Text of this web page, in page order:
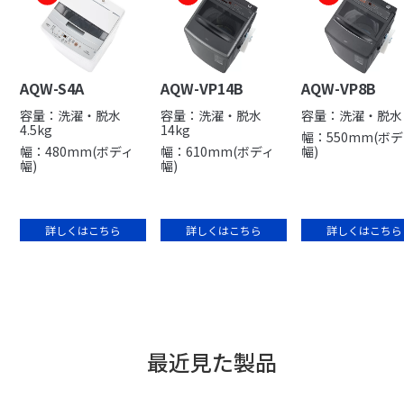
AQW-S4A
容量：洗濯・脱水
4.5kg
幅：480mm(ボディ
幅)
詳しくはこちら
AQW-VP14B
容量：洗濯・脱水
14kg
幅：610mm(ボディ
幅)
詳しくはこちら
AQW-VP8B
容量：洗濯・脱
幅：550mm(ボ
幅)
詳しくはこちら
最近見た製品